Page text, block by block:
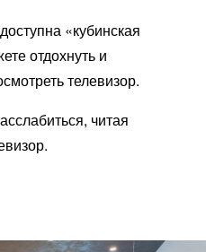
«кубинская
отдохнуть и
телевизор.
читая